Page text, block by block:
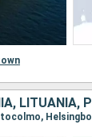
LITUANIA,